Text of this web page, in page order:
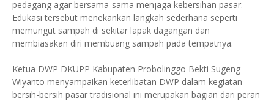
pedagang agar bersama-sama menjaga kebersihan pasar.
Edukasi tersebut menekankan langkah sederhana seperti
memungut sampah di sekitar lapak dagangan dan
membiasakan diri membuang sampah pada tempatnya.
Ketua DWP DKUPP Kabupaten Probolinggo Bekti Sugeng
Wiyanto menyampaikan keterlibatan DWP dalam kegiatan
bersih-bersih pasar tradisional ini merupakan bagian dari peran